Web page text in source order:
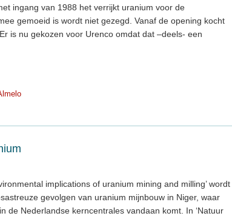
ingang van 1988 het verrijkt uranium voor de
gemoeid is wordt niet gezegd. Vanaf de opening kocht
is nu gekozen voor Urenco omdat dat –deels- een
implications of uranium mining and milling’ wordt
gevolgen van uranium mijnbouw in Niger, waar
de Nederlandse kerncentrales vandaan komt. In ‘Natuur